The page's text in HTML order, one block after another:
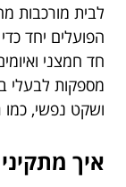
לבית מורכבות
הפועלים יחד
חד חמצני
מספקות לבעלי
ושקט נפשי,
איך